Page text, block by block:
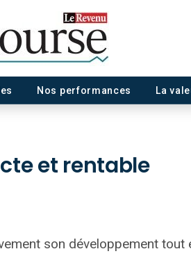
Nos performances La
et rentable
son développement tout